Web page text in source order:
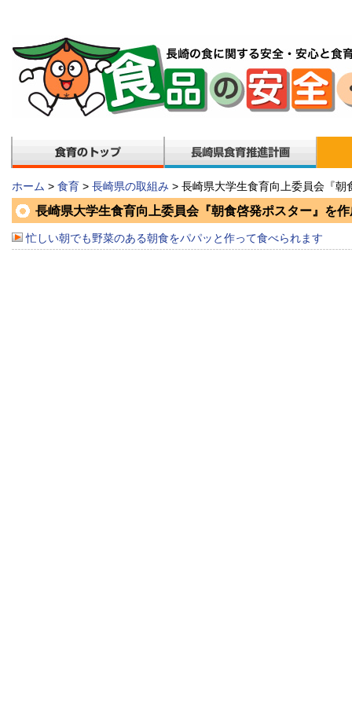
ホーム > 食育 > 長崎県の取組み > 長崎県大学生食育向上委員会『
長崎県大学生食育向上委員会『朝食啓発ポスター』を
忙しい朝でも野菜のある朝食をパパッと作って食べられます